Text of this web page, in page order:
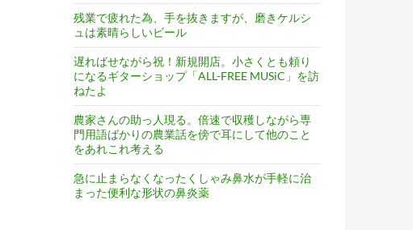
残業で疲れた為、手を抜きますが、磨きケルシ
ュは素晴らしいビール
遅ればせながら祝！新規開店。小さくとも頼り
になるギターショップ「ALL-FREE MUSiC」を訪
ねたよ
農家さんの助っ人現る。倍速で収穫しながら専
門用語ばかりの農業話を傍で耳にして他のこと
をあれこれ考える
急に止まらなくなったくしゃみ鼻水が手軽に治
まった便利な形状の鼻炎薬